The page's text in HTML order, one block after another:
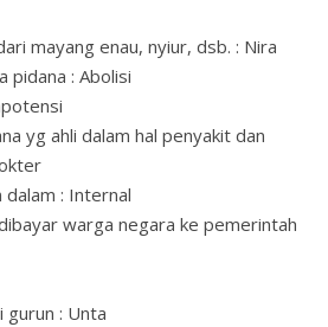
mayang enau, nyiur, dsb. : Nira
pidana : Abolisi
yg ahli dalam hal penyakit dan
: Internal
warga negara ke pemerintah
gurun : Unta